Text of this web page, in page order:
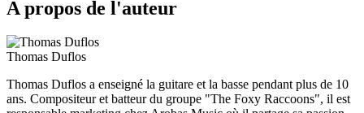
A propos de l'auteur
Thomas Duflos
Thomas Duflos a enseigné la guitare et la basse pendant plus de 10
ans. Compositeur et batteur du groupe "The Foxy Raccoons", il est